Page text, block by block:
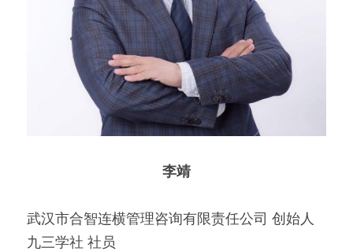
李靖
武汉市合智连横管理咨询有限责任公司 创始人
九三学社 社员